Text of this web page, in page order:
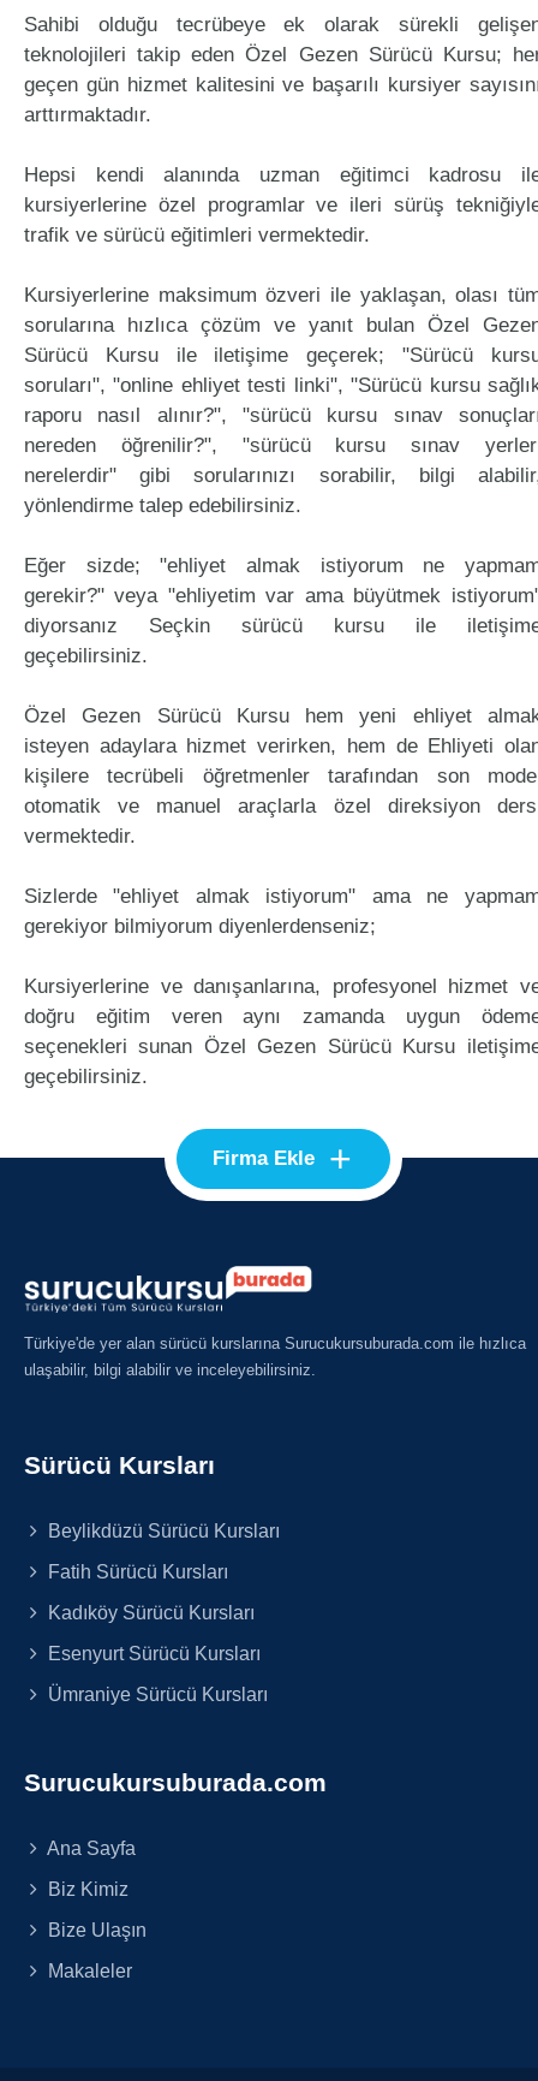
Sahibi olduğu tecrübeye ek olarak sürekli
teknolojileri takip eden Özel Gezen Sürücü Kursu;
geçen gün hizmet kalitesini ve başarılı kursiyer
arttırmaktadır.
Hepsi kendi alanında uzman eğitimci kadrosu
kursiyerlerine özel programlar ve ileri sürüş
trafik ve sürücü eğitimleri vermektedir.
Kursiyerlerine maksimum özveri ile yaklaşan, olası
sorularına hızlıca çözüm ve yanıt bulan Özel
Sürücü Kursu ile iletişime geçerek; "Sürücü
soruları", "online ehliyet testi linki", "Sürücü kursu
raporu nasıl alınır?", "sürücü kursu sınav
nereden öğrenilir?", "sürücü kursu sınav
nerelerdir" gibi sorularınızı sorabilir, bilgi
yönlendirme talep edebilirsiniz.
Eğer sizde; "ehliyet almak istiyorum ne
gerekir?" veya "ehliyetim var ama büyütmek
diyorsanız Seçkin sürücü kursu ile
geçebilirsiniz.
Özel Gezen Sürücü Kursu hem yeni ehliyet
isteyen adaylara hizmet verirken, hem de Ehliyeti
kişilere tecrübeli öğretmenler tarafından son
otomatik ve manuel araçlarla özel direksiyon
vermektedir.
Sizlerde "ehliyet almak istiyorum" ama ne
gerekiyor bilmiyorum diyenlerdenseniz;
Kursiyerlerine ve danışanlarına, profesyonel hizmet
doğru eğitim veren aynı zamanda uygun
seçenekleri sunan Özel Gezen Sürücü Kursu
geçebilirsiniz.
Firma Ekle +
Türkiye'de yer alan sürücü kurslarına Surucukursuburada.com ile hızlıca
ulaşabilir, bilgi alabilir ve inceleyebilirsiniz.
Sürücü Kursları
Beylikdüzü Sürücü Kursları
Fatih Sürücü Kursları
Kadıköy Sürücü Kursları
Esenyurt Sürücü Kursları
Ümraniye Sürücü Kursları
Surucukursuburada.com
Ana Sayfa
Biz Kimiz
Bize Ulaşın
Makaleler